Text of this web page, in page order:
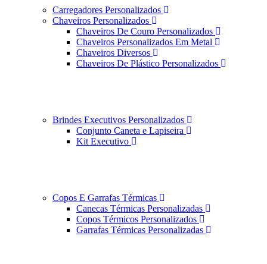
Carregadores Personalizados
Chaveiros Personalizados
Chaveiros De Couro Personalizados
Chaveiros Personalizados Em Metal
Chaveiros Diversos
Chaveiros De Plástico Personalizados
Brindes Executivos Personalizados
Conjunto Caneta e Lapiseira
Kit Executivo
Copos E Garrafas Térmicas
Canecas Térmicas Personalizadas
Copos Térmicos Personalizados
Garrafas Térmicas Personalizadas